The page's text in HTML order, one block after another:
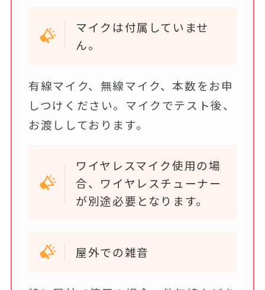
マイクは付属していませ
ん。
有線マイク、無線マイク、本数をお申
しつけください。マイクでテスト後、
お渡ししております。
ワイヤレスマイク使用の場
合、ワイヤレスチューナー
が別途必要となります。
屋外での雑音